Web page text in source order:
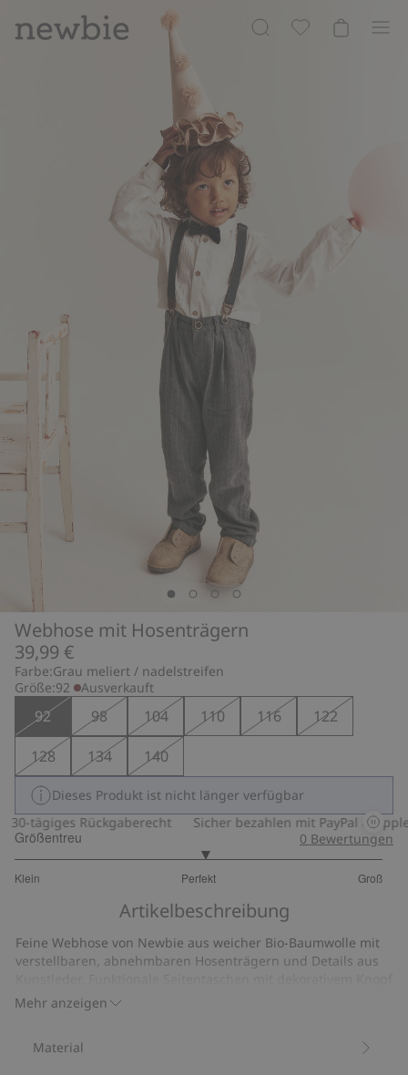
Webhose mit Hosenträgern
39,99 €
Farbe:Grau meliert / nadelstreifen
Größe:92 Ausverkauft
92 98 104 110 116
122
128
134 140
Dieses Produkt ist nicht länger verfügbar
30-tägiges Rückgaberecht
Sicher bezahlen mit PayPal & Apple
Größentreu
Klein Perfekt Groß
von
30
Bewertungen
0 Bewertungen
Artikelbeschreibung
Mehr anzeigen
Feine Webhose von Newbie aus weicher Bio-Baumwolle mit
verstellbaren, abnehmbaren Hosenträgern und Details aus
und dekorativen Taschen hinten. Knopfleiste vorne und
verstellbarer Gummizug an der Taille für eine bequeme
einen tollen Geschwister-Partnerlook.
Material